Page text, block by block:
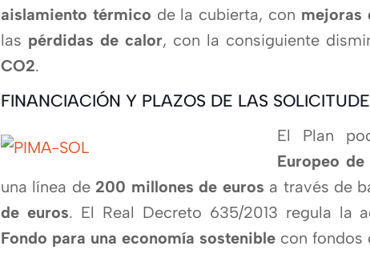
aislamiento térmico de la cubierta, con mejoras
las pérdidas de calor, con la consiguiente
CO2.
FINANCIACIÓN Y PLAZOS DE LAS
El Plan
Europeo
una lí­nea de 200 millones de euros a través de
de euros. El Real Decreto 635/2013 regula la
Fondo para una economí­a sostenible con fondos